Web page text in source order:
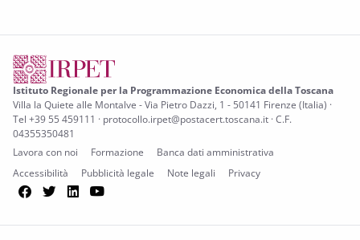
Istituto Regionale per la Programmazione Economica della Toscana
Villa la Quiete alle Montalve - Via Pietro Dazzi, 1 - 50141 Firenze (Italia) ·
Tel +39 55 459111 · protocollo.irpet@postacert.toscana.it · C.F.
04355350481
Lavora con noi
Formazione
Banca dati amministrativa
Accessibilità
Pubblicità legale Note legali Privacy
Facebook
TwitterLinkedIn